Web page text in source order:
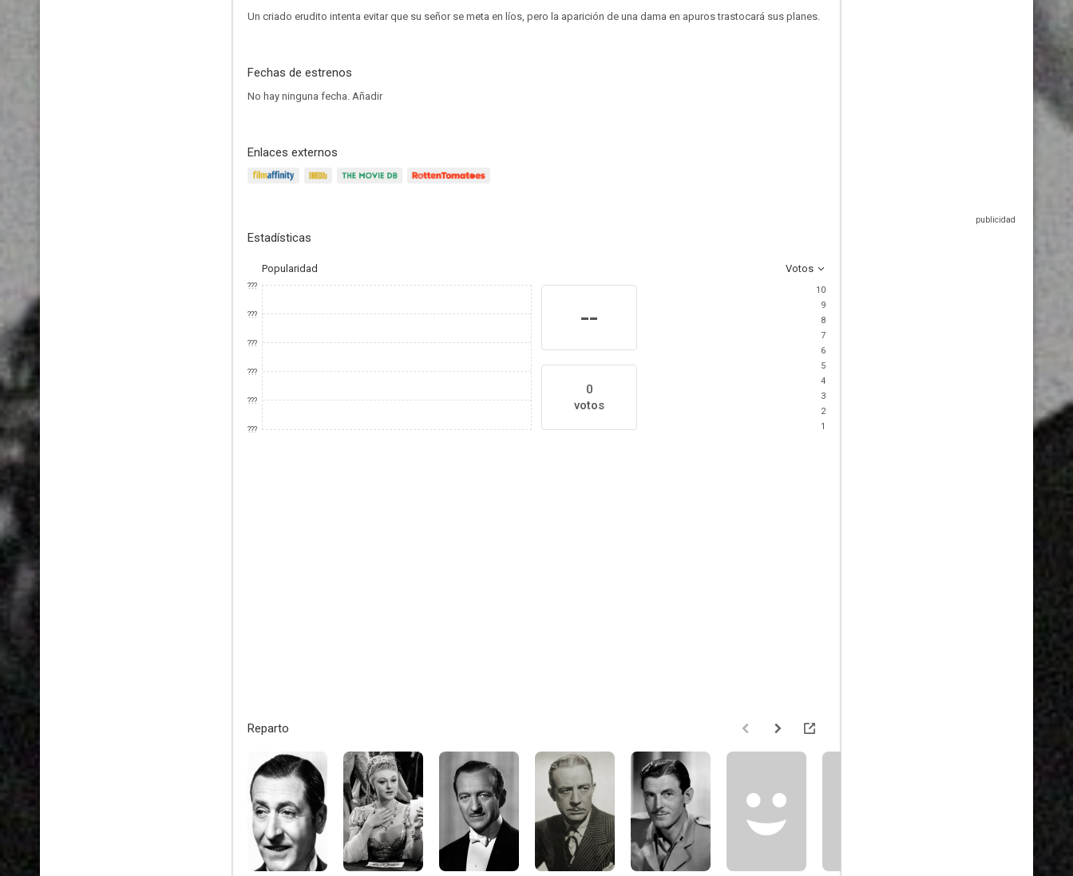
Un criado erudito intenta evitar que su señor se meta en líos, pero la aparición de una dama en apuros trastocará sus planes.
Fechas de estrenos
No hay ninguna fecha. Añadir
Enlaces externos
Estadísticas
Popularidad Votos
???
???
???
???
???
???
--
0
votos
10
9
8
7
6
5
4
3
2
1
Reparto